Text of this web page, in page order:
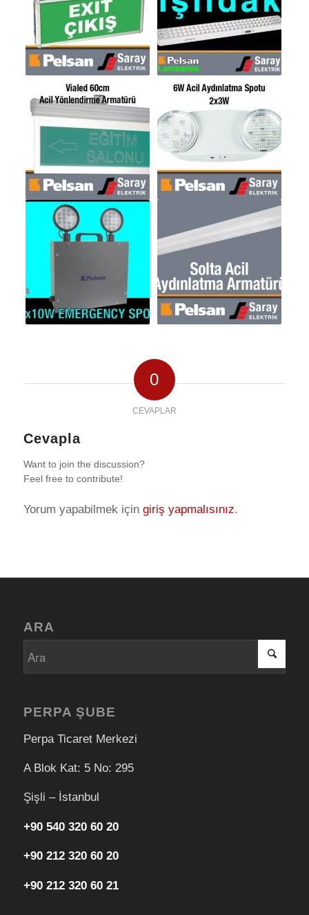
0
CEVAPLAR
Cevapla
Want to join the discussion?
Feel free to contribute!
Yorum yapabilmek için giriş yapmalısınız.
ARA
PERPA ŞUBE
Perpa Ticaret Merkezi
A Blok Kat: 5 No: 295
Şişli – İstanbul
+90 540 320 60 20
+90 212 320 60 20
+90 212 320 60 21